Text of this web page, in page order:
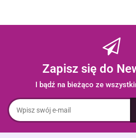
Zapisz się do
I bądź na bieżąco ze